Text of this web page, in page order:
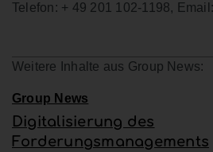
Telefon: + 49 201 102-1198, Email:
Weitere Inhalte aus Group News:
Group News
Digitalisierung des
Forderungsmanagements